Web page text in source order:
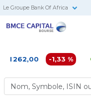
Le Groupe Bank Of Africa
-1,33 %